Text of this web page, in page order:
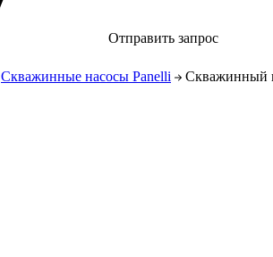
Отправить запрос
Скважинные насосы Panelli Скважинный